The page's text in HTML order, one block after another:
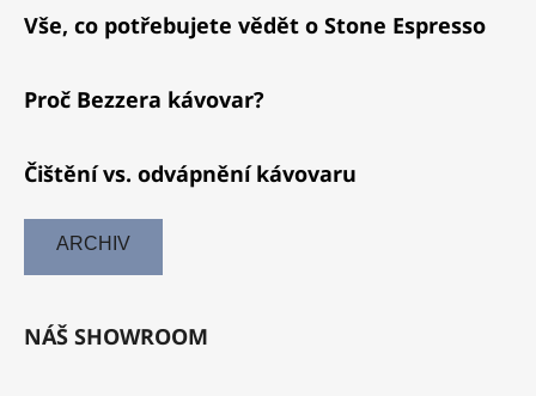
Vše, co potřebujete vědět o Stone Espresso
Proč Bezzera kávovar?
Čištění vs. odvápnění kávovaru
ARCHIV
NÁŠ SHOWROOM